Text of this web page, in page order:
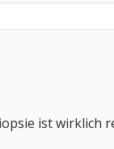
ist wirklich